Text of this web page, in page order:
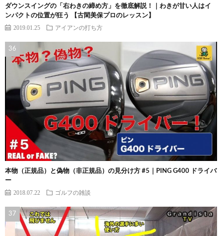
ダウンスイングの「右わきの締め方」を徹底解説！｜わきが甘い人はイ
ンパクトの位置が狂う 【古閑美保プロのレッスン】
2019.01.25 アイアンの打ち方
本物（正規品）と偽物（非正規品）の見分け方 #5｜PING G400 ドライバ
ー
2018.07.22 ゴルフの雑談